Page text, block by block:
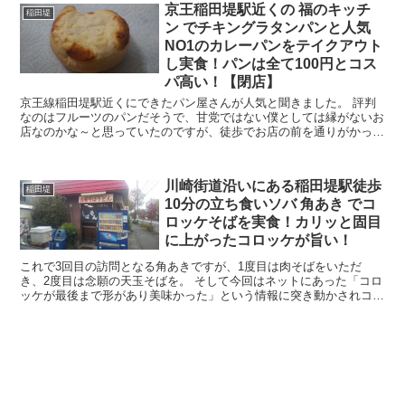
稲田堤
京王稲田堤駅近くの 福のキッチ
ン でチキングラタンパンと人気
NO1のカレーパンをテイクアウト
し実食！パンは全て100円とコス
パ高い！【閉店】
京王線稲田堤駅近くにできたパン屋さんが人気と聞きました。 評判
なのはフルーツのパンだそうで、甘党ではない僕としては縁がないお
店なのかな～と思っていたのですが、徒歩でお店の前を通りがかった
稲田堤
川崎街道沿いにある稲田堤駅徒歩
10分の立ち食いソバ 角あき でコ
ロッケそばを実食！カリッと固目
に上がったコロッケが旨い！
これで3回目の訪問となる角あきですが、1度目は肉そばをいただ
き、2度目は念願の天玉そばを。 そして今回はネットにあった「コロ
ッケが最後まで形があり美味かった」という情報に突き動かされコロ